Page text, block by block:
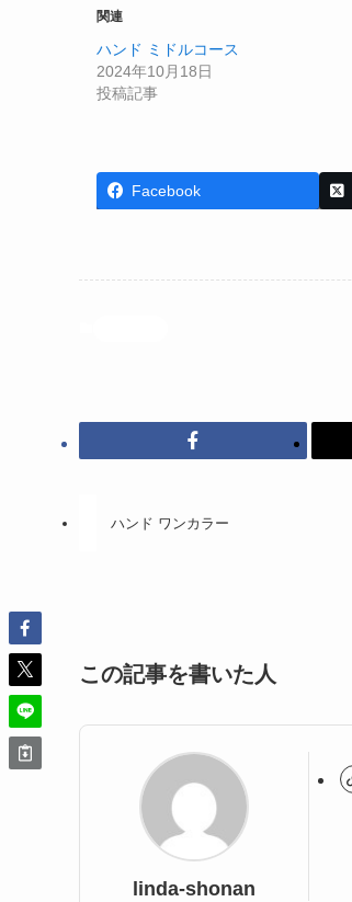
関連
ハンド ミドルコース
2024年10月18日
投稿記事
Facebook
ハンド ワンカラー
この記事を書いた人
linda-shonan